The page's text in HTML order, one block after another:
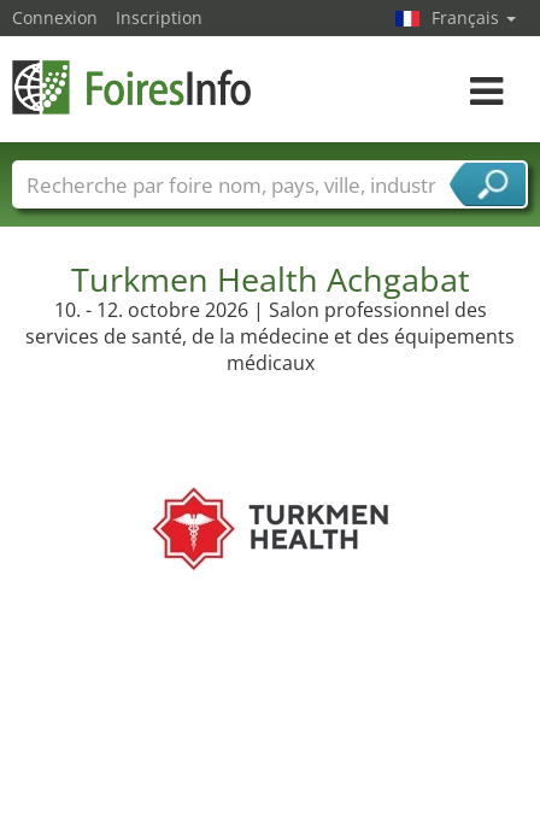
Turkmen Health Achgabat
10. - 12. octobre 2026 | Salon professionnel des
services de santé, de la médecine et des équipements
médicaux
Connexion Inscription Français
Toggle
Foire noms Pays Villes
Secteurs de foire